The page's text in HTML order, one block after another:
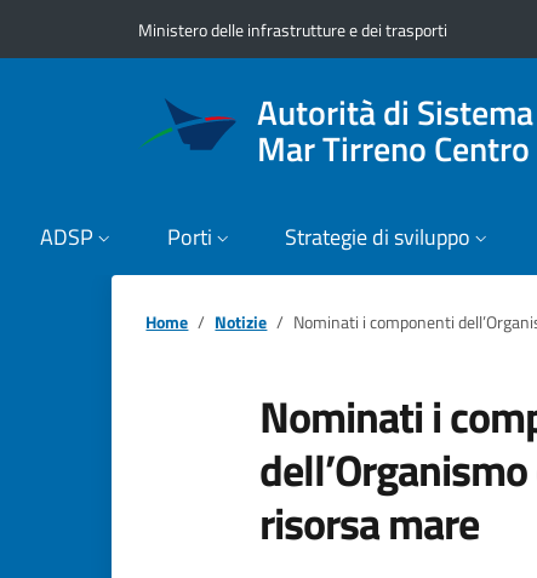
Ministero delle infrastrutture e dei trasporti
Autorità di
Mar Tirreno
ADSP Porti Strategie di sviluppo
Home Notizie Nominati i componenti
Nominati i
risorsa mare